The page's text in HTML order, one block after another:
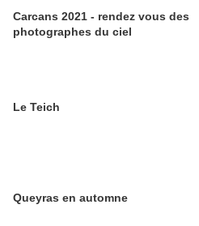
Carcans 2021 - rendez vous des
photographes du ciel
Le Teich
Queyras en automne